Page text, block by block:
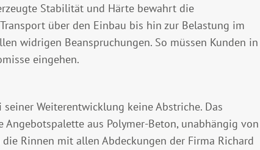
Stabilität und Härte bewahrt die
über den Einbau bis hin zur Belastung im
widrigen Beanspruchungen. So müssen Kunden in
eingehen.
Weiterentwicklung keine Abstriche. Das
aus Polymer-Beton, unabhängig von
Rinnen mit allen Abdeckungen der Firma Richard